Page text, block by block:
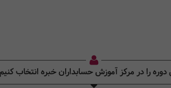
دوره را در مرکز آموزش حسابداران خبره انتخاب